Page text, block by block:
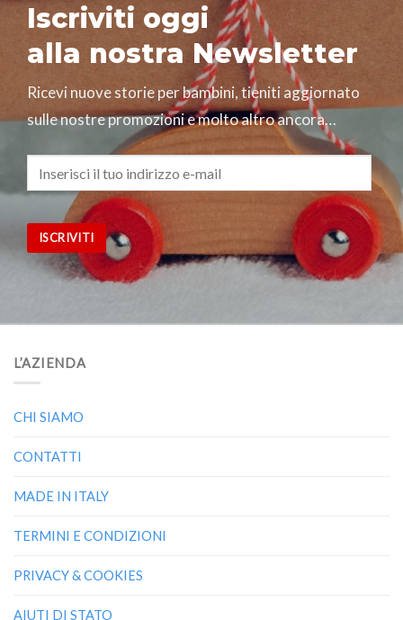
Iscriviti oggi
alla nostra Newsletter
Ricevi nuove storie per bambini, tieniti aggiornato
sulle nostre promozionie molto altro ancora…
ISCRIVITI
L’AZIENDA
CHI SIAMO
CONTATTI
MADE IN ITALY
TERMINI E CONDIZIONI
PRIVACY & COOKIES
AIUTI DI STATO